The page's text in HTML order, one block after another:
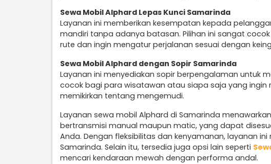
Sewa Mobil Alphard Lepas Kunci Samarinda
Layanan ini memberikan kesempatan kepada
mandiri tanpa adanya batasan. Pilihan ini sangat
rute dan ingin mengatur perjalanan sesuai dengan
Sewa Mobil Alphard dengan Sopir Samarinda
Layanan ini menyediakan sopir berpengalaman untuk
cocok bagi para wisatawan atau siapa saja yang ingin
memikirkan tentang mengemudi.
Layanan sewa mobil Alphard di Samarinda
bertransmisi manual maupun matic, yang dapat
Anda. Dengan fleksibilitas dan kenyamanan, layanan
Samarinda. Selain itu, tersedia juga opsi lain seperti
mencari kendaraan mewah dengan performa andal.